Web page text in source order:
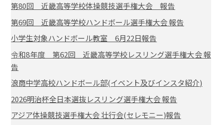
第80回 近畿高等学校体操競技選手権大会 報告
第69回 近畿高等学校ハンドボール選手権大会 報告
小学生対象ハンドボール教室 6月22日報告
令和8年度 第62回 近畿高等学校レスリング選手権大会 報
告
浪商中学高校ハンドボール部(イベント及びインスタ紹介)
2026明治杯全日本選抜レスリング選手権大会 報告
アジア体操競技選手権大会 壮行会(セレモニー)報告